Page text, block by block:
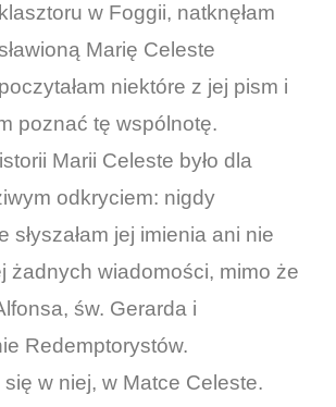
w Foggii, natknęłam
Marię Celeste
niektóre z jej pism i
poznać tę wspólnotę.
Marii Celeste było dla
odkryciem: nigdy
słyszałam jej imienia ani nie
żadnych wiadomości, mimo że
św. Gerarda i
Redemptorystów.
się w niej, w Matce Celeste.